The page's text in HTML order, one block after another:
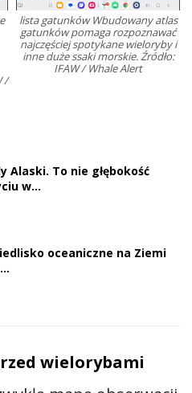
/
lista gatunków Wbudowany atlas
gatunków pomaga rozpoznawać
najczęściej spotykane wieloryby i
inne duże ssaki morskie. Źródło:
IFAW / Whale Alert
Alaski. To nie głębokość
w…
oceaniczne na Ziemi
wielorybami